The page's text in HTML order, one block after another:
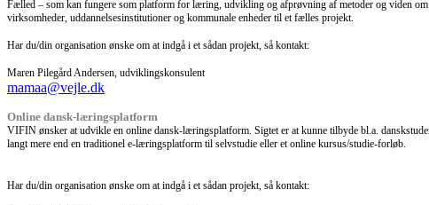
Fælled – som kan fungere som platform for læring, udvikling og afprøvning af metoder og viden
virksomheder, uddannelsesinstitutioner og kommunale enheder til et fælles projekt.
Har du/din organisation ønske om at indgå i et sådan projekt, så kontakt:
Maren Pilegård Andersen, udviklingskonsulent
mamaa@vejle.dk
Online dansk-læringsplatform
VIFIN ønsker at udvikle en online dansk-læringsplatform. Sigtet er at kunne tilbyde bl.a.
langt mere end en traditionel e-læringsplatform til selvstudie eller et online kursus/studie-forløb.
Har du/din organisation ønske om at indgå i et sådan projekt, så kontakt: